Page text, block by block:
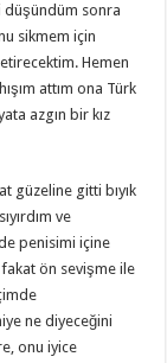
düşündüm sonra
sikmem için
Hemen
attım ona Türk
azgın bir kız
güzeline gitti bıyık
ve
penisimi içine
fakat ön sevişme ile
ne diyeceğini
onu iyice